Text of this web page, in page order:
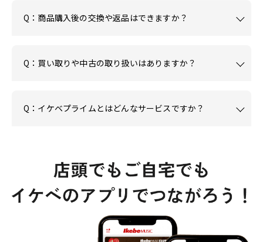
Q：商品購入後の交換や返品はできますか？
Q：買い取りや中古の取り扱いはありますか？
Q：イケベプライムとはどんなサービスですか？